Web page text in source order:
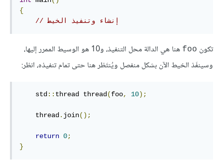
{
// إنشاء وتنفيذ الخيط
تكون foo
هنا هي الدالة محل التنفيذ، و10 هو الوسيط الممرر إليها،
وسينفَذ الخيط الآن بشكل منفصل ويُنتَظر هنا حتى تمام تنفيذه، انظر:
    std
:: thread thread (foo, 10);
    thread
. join();
return 0;
}